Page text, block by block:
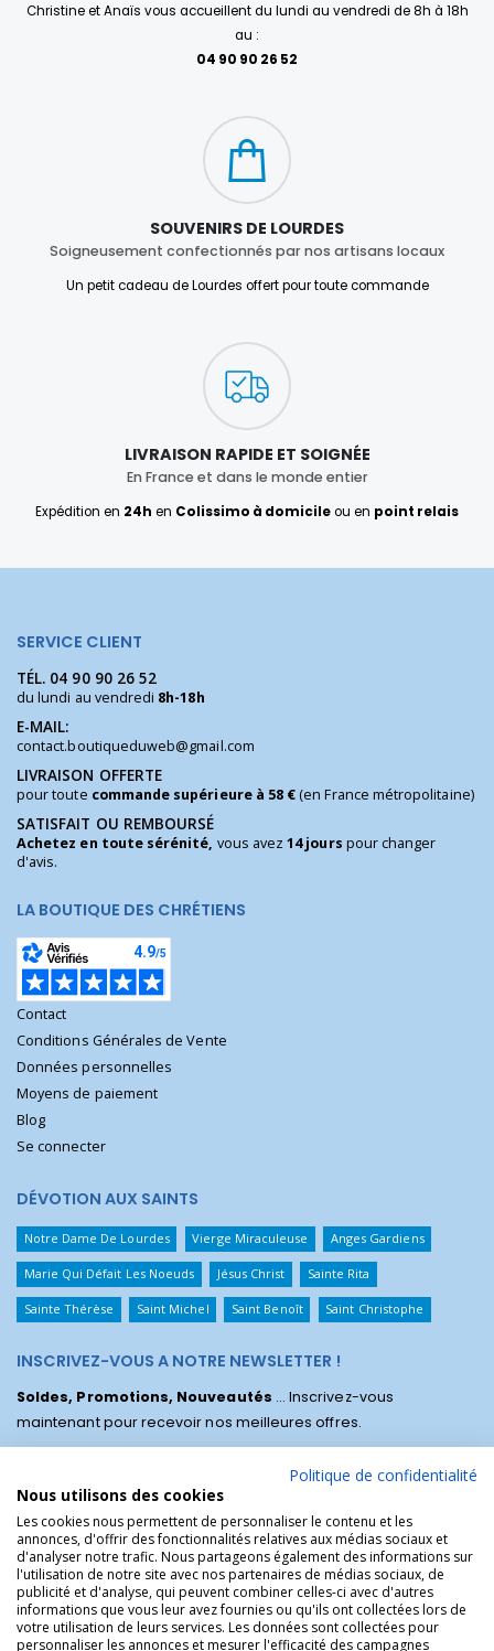
Christine et Anaïs vous accueillent du lundi au vendredi de 8h à 18h
au :
04 90 90 26 52
SOUVENIRS DE LOURDES
Soigneusement confectionnés par nos artisans locaux
Un petit cadeau de Lourdes offert pour toute commande
LIVRAISON RAPIDE ET SOIGNÉE
En France et dans le monde entier
Expédition en 24h en Colissimo à domicileou en point relais
SERVICE CLIENT
TÉL. 04 90 90 26 52
du lundi au vendredi 8h-18h
E-MAIL:
contact.boutiqueduweb@gmail.com
LIVRAISON OFFERTE
pour toute commande supérieure à 58 €(en France métropolitaine)
SATISFAIT OU REMBOURSÉ
Achetez en toute sérénité, vous avez14 jours pour changer
d'avis.
LA BOUTIQUE DES CHRÉTIENS
Contact
Conditions Générales de Vente
Données personnelles
Moyens de paiement
Blog
Se connecter
DÉVOTION AUX SAINTS
Notre Dame De Lourdes Vierge Miraculeuse Anges Gardiens
Marie Qui Défait Les Noeuds Jésus Christ Sainte Rita
Sainte Thérèse Saint Michel Saint Benoît Saint Christophe
INSCRIVEZ-VOUS A NOTRE NEWSLETTER !
Soldes, Promotions, Nouveautés ... Inscrivez-vous
maintenant pour recevoir nos meilleures offres.
La Boutique des Chrétiens © | La boutique religieuse chrétienne de
Politique de confidentialité
Nous utilisons des cookies
Les cookies nous permettent de personnaliser le contenu et les
annonces, d'offrir des fonctionnalités relatives aux médias sociaux et
d'analyser notre trafic. Nous partageons également des informations sur
l'utilisation de notre site avec nos partenaires de médias sociaux, de
publicité et d'analyse, qui peuvent combiner celles-ci avec d'autres
informations que vous leur avez fournies ou qu'ils ont collectées lors de
votre utilisation de leurs services. Les données sont collectées pour
personnaliser les annonces et mesurer l'efficacité des campagnes